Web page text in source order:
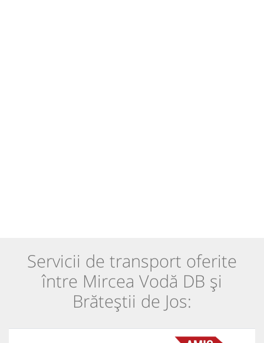
Servicii de transport oferite
între Mircea Vodă DB și
Brăteștii de Jos: